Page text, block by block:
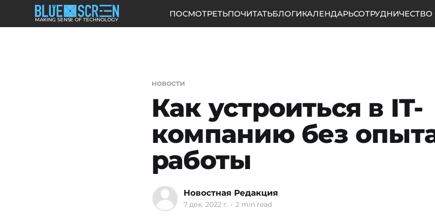
MAKING SENSE OF TECHNOLOGY
ПОСМОТРЕТЬПОЧИТАТЬБЛОГИКАЛЕНДАРЬСОТРУДНИЧЕСТВО
новости
Как устроиться в IT-
компанию без
работы
Новостная Редакция
7 дек. 2022 г. • 2 min read